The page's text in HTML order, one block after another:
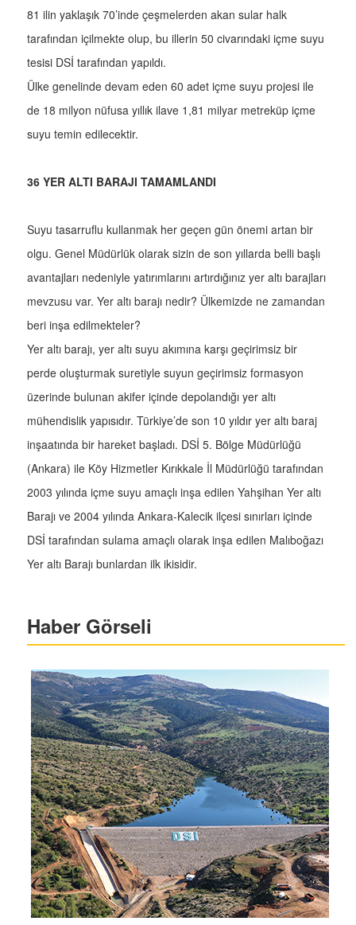
81 ilin yaklaşık 70’inde çeşmelerden akan sular halk
tarafından içilmekte olup, bu illerin 50 civarındaki içme suyu
tesisi DSİ tarafından yapıldı.
Ülke genelinde devam eden 60 adet içme suyu projesi ile
de 18 milyon nüfusa yıllık ilave 1,81 milyar metreküp içme
suyu temin edilecektir.
36 YER ALTI BARAJI TAMAMLANDI
Suyu tasarruflu kullanmak her geçen gün önemi artan bir
olgu. Genel Müdürlük olarak sizin de son yıllarda belli başlı
avantajları nedeniyle yatırımlarını artırdığınız yer altı barajları
mevzusu var. Yer altı barajı nedir? Ülkemizde ne zamandan
beri inşa edilmekteler?
Yer altı barajı, yer altı suyu akımına karşı geçirimsiz bir
perde oluşturmak suretiyle suyun geçirimsiz formasyon
üzerinde bulunan akifer içinde depolandığı yer altı
mühendislik yapısıdır. Türkiye’de son 10 yıldır yer altı baraj
inşaatında bir hareket başladı. DSİ 5. Bölge Müdürlüğü
(Ankara) ile Köy Hizmetler Kırıkkale İl Müdürlüğü tarafından
2003 yılında içme suyu amaçlı inşa edilen Yahşihan Yer altı
Barajı ve 2004 yılında Ankara-Kalecik ilçesi sınırları içinde
DSİ tarafından sulama amaçlı olarak inşa edilen Malıboğazı
Yer altı Barajı bunlardan ilk ikisidir.
Haber Görseli